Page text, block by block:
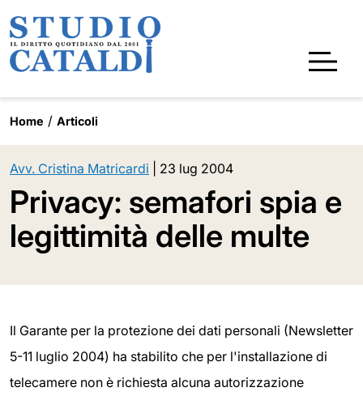
Home Articoli
Avv. Cristina Matricardi 23 lug 2004
Privacy: semafori spia e
legittimità delle multe
Il Garante per la protezione dei dati personali (Newsletter
5-11 luglio 2004) ha stabilito che per l'installazione di
telecamere non è richiesta alcuna autorizzazione